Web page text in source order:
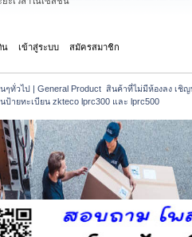
น เข้าสู่ระบบ สมัครสมาชิก
ๆทั่วไป | General Product  สินค้าที่ไม่มีห้องลง เชิญ
ป้ายทะเบียน zkteco lprc300 และ lprc500